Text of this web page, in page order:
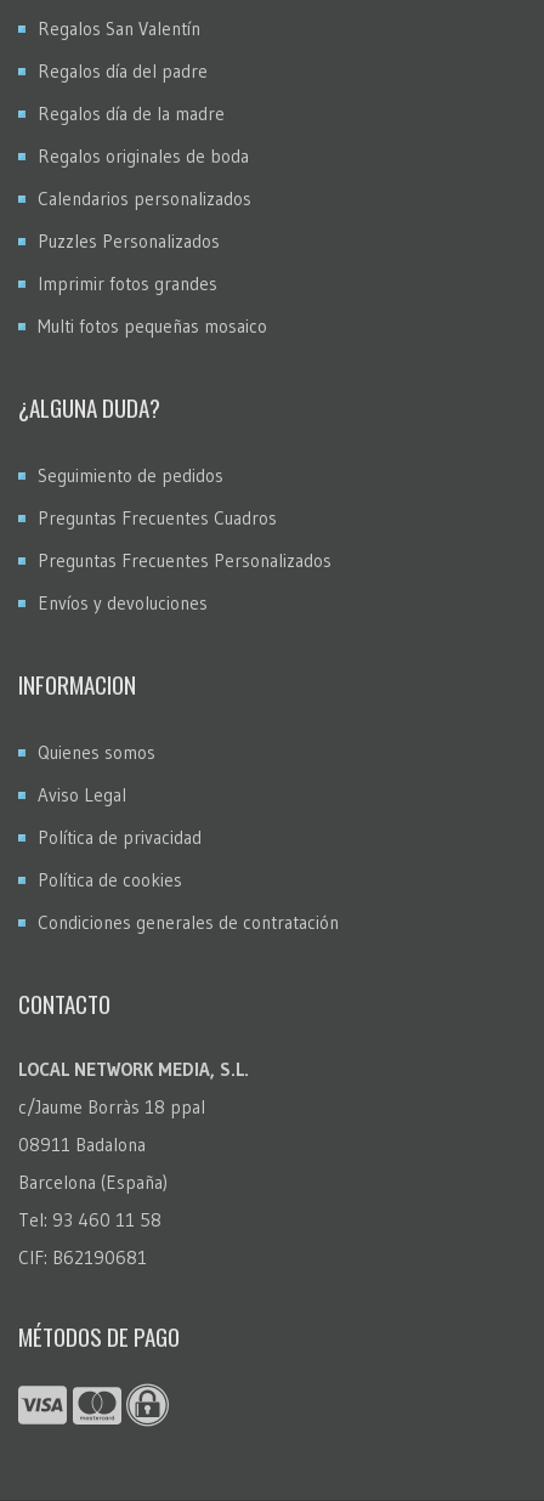
Regalos San Valentín
Regalos día del padre
Regalos día de la madre
Regalos originales de boda
Calendarios personalizados
Puzzles Personalizados
Imprimir fotos grandes
Multi fotos pequeñas mosaico
¿ALGUNA DUDA?
Seguimiento de pedidos
Preguntas Frecuentes Cuadros
Preguntas Frecuentes Personalizados
Envíos y devoluciones
INFORMACION
Quienes somos
Aviso Legal
Política de privacidad
Política de cookies
Condiciones generales de contratación
CONTACTO
LOCAL NETWORK MEDIA, S.L.
c/Jaume Borràs 18 ppal
08911 Badalona
Barcelona (España)
Tel: 93 460 11 58
CIF: B62190681
MÉTODOS DE PAGO